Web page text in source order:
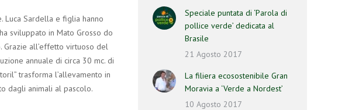
Luca Sardella e figlia hanno
sviluppato in Mato Grosso do
Grazie all’effetto virtuoso del
annuale di circa 30 mc. di
trasforma l’allevamento in
dagli animali al pascolo.
Speciale puntata di ‘Parola di
pollice verde’ dedicata al
Brasile
21 Agosto 2017
La filiera ecosostenibile Gran
Moravia a ‘Verde a Nordest’
10 Agosto 2017